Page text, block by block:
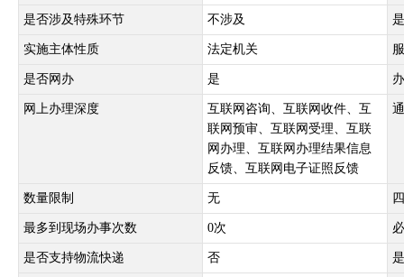
是否涉及特殊环节 不涉及
实施主体性质 法定机关
是否网办 是
网上办理深度
互联网咨询、互联网收件、互
联网预审、互联网受理、互联
网办理、互联网办理结果信息
反馈、互联网电子证照反馈
数量限制 无
最多到现场办事次数 0次
是否支持物流快递 否